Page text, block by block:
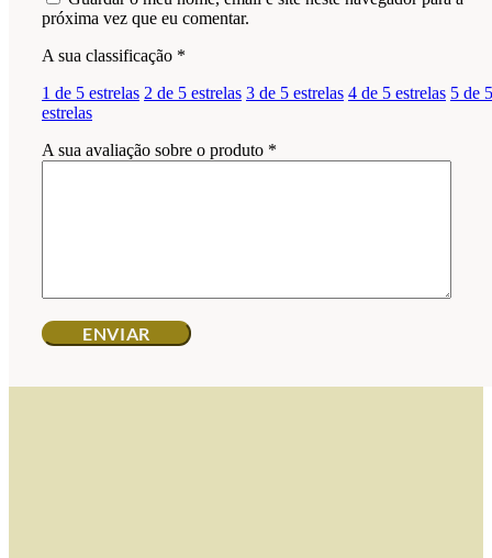
próxima vez que eu comentar.
A sua classificação *
1 de 5 estrelas 2 de 5 estrelas 3 de 5 estrelas 4 de 5 estrelas 5 de 5
estrelas
A sua avaliação sobre o produto *